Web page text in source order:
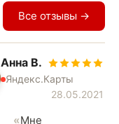
Все отзывы →
Анна В.
Яндекс.Карты
28.05.2021
Мне